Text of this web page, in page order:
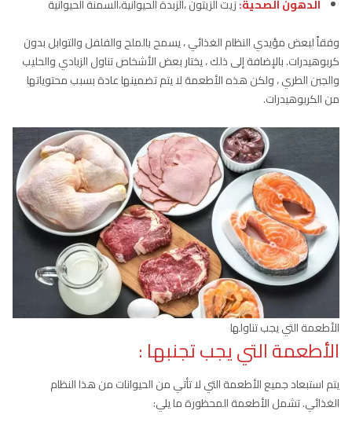
الدهون الصحية:زيت الزيتون ،الزبدة الحيوانية،السمنة الحيوانية
وفقاً لبعض مؤيدي النظام الغذائي ، يسمح بالملح والفلفل والتوابل بدون
كربوهيدرات. بالإضافة إلى ذلك ، يختار بعض الأشخاص تناول الزبادي والحليب
والجبن الطري ، ولكن هذه الأطعمة لا يتم تضمينها عادة بسبب محتوياتها
من الكربوهيدرات.
الأطعمة التي يجب تناولها
الأطعمة التي يجب تجنبها :
يتم استبعاد جميع الأطعمة التي لا تأتي من الحيوانات من هذا النظام
الغذائي. تشمل الأطعمة المحظورة ما يلي: